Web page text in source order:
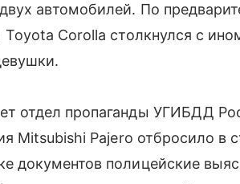
автомобилей. По
Corolla столкнулся с
отдел пропаганды УГИБДД
Mitsubishi Pajero отбросило в
документов полицейские